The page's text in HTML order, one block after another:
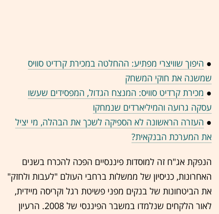
● היפוך שוויצרי מפתיע: ההחלטה במכירת קרדיט סוויס
שמשנה את חוקי המשחק
● מכירת קרדיט סוויס: המנצח הגדול, המפסידים שעשו
עסקה גרועה והמיליארדים שנמחקו
● העזרה הראשונה לא הספיקה לשכך את הבהלה, מי יציל
את המערכת הבנקאית?
הנפקת אג"ח זה למוסדות פיננסיים הפכה להכרח בשנים
האחרונות, כניסיון של ממשלות ברחבי העולם "לעבות ולחזק"
את הביטחונות של בנקים מפני פשיטת רגל וקריסה מיידית,
לאור הלקחים שנלמדו במשבר הפיננסי של 2008. הרעיון